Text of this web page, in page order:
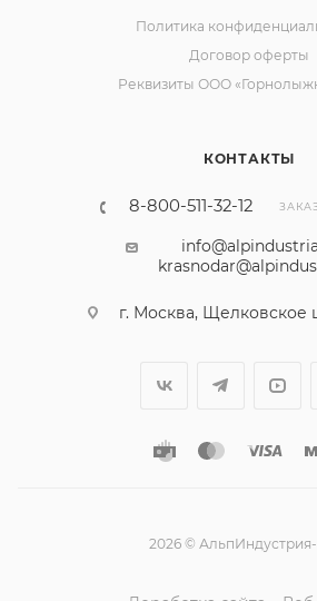
КОНТАКТЫ
8-800-511-32-12
г. Москва, Щелковское
Политика
Договор оферты
Реквизиты ООО
2026 ©